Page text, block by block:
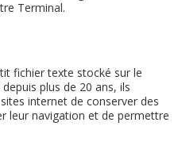
Terminal.
fichier texte stocké sur le
plus de 20 ans, ils
internet de conserver des
leur navigation et de permettre